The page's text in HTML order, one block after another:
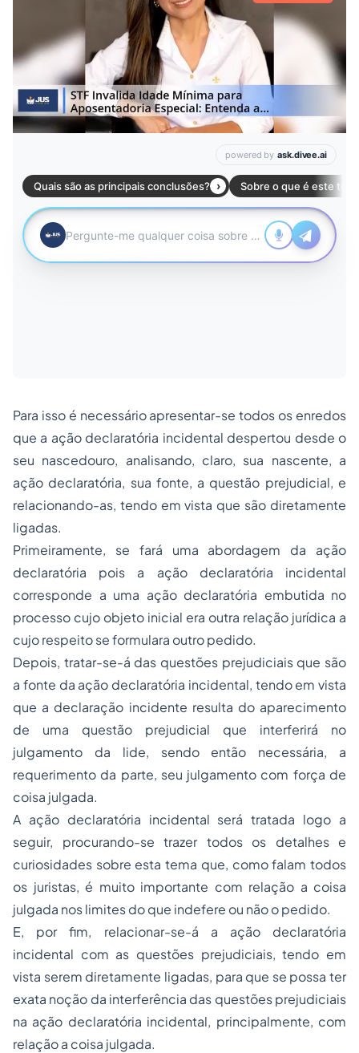
Para isso é necessário apresentar-se todos os enredos
que a ação declaratória incidental despertou desde o
seu nascedouro, analisando, claro, sua nascente, a
ação declaratória, sua fonte, a questão prejudicial, e
relacionando-as, tendo em vista que são diretamente
ligadas.
Primeiramente, se fará uma abordagem da ação
declaratória pois a ação declaratória incidental
corresponde a uma ação declaratória embutida no
processo cujo objeto inicial era outra relação jurídica a
cujo respeito se formulara outro pedido.
Depois, tratar-se-á das questões prejudiciais que são
a fonte da ação declaratória incidental, tendo em vista
que a declaração incidente resulta do aparecimento
de uma questão prejudicial que interferirá no
julgamento da lide, sendo então necessária, a
requerimento da parte, seu julgamento com força de
coisa julgada.
A ação declaratória incidental será tratada logo a
seguir, procurando-se trazer todos os detalhes e
curiosidades sobre esta tema que, como falam todos
os juristas, é muito importante com relação a coisa
julgada nos limites do que indefere ou não o pedido.
E, por fim, relacionar-se-á a ação declaratória
incidental com as questões prejudiciais, tendo em
vista serem diretamente ligadas, para que se possa ter
exata noção da interferência das questões prejudiciais
na ação declaratória incidental, principalmente, com
relação a coisa julgada.